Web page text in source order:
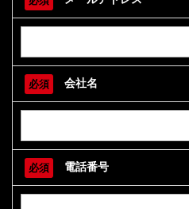
必須 会社名
必須 電話番号